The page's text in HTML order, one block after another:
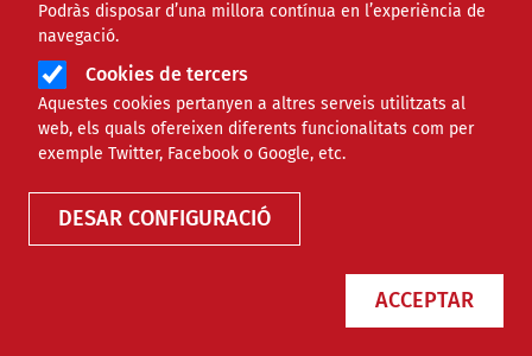
Podràs disposar d’una millora contínua en l’experiència de
navegació.
Cookies de tercers
Aquestes cookies pertanyen a altres serveis utilitzats al
web, els quals ofereixen diferents funcionalitats com per
exemple Twitter, Facebook o Google, etc.
DESAR CONFIGURACIÓ
ACCEPTAR
Les entitats de lleure fan balanç
anual en les Assemblees Generals
Ordinàries